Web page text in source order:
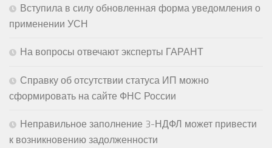
Вступила в силу обновленная форма уведомления о
применении УСН
На вопросы отвечают эксперты ГАРАНТ
Справку об отсутствии статуса ИП можно
сформировать на сайте ФНС России
Неправильное заполнение 3-НДФЛ может привести
к возникновению задолженности